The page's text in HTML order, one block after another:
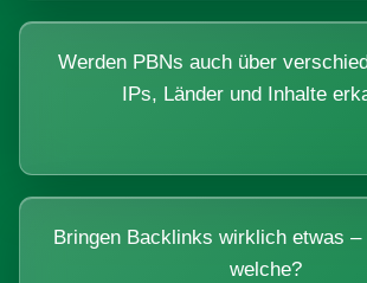
Werden PBNs auch über
IPs, Länder und Inhalte
Bringen Backlinks wirklich etwas –
welche?